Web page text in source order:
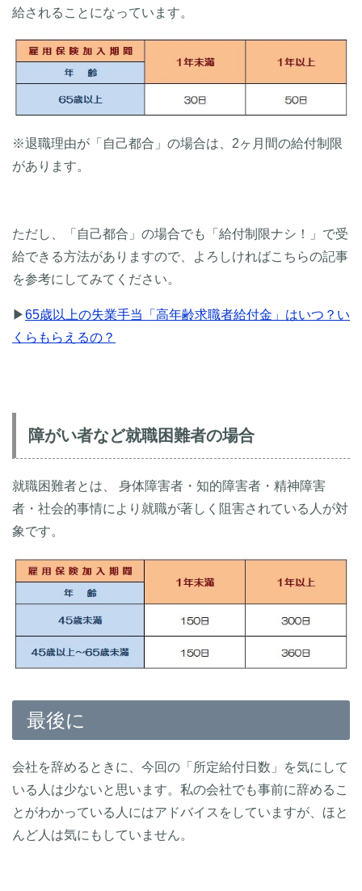
給されることになっています。
※退職理由が「自己都合」の場合は、2ヶ月間の給付制限
があります。
ただし、「自己都合」の場合でも「給付制限ナシ！」で受
給できる方法がありますので、よろしければこちらの記事
を参考にしてみてください。
▶65歳以上の失業手当「高年齢求職者給付金」はいつ？い
くらもらえるの？
障がい者など就職困難者の場合
就職困難者とは、 身体障害者・知的障害者・精神障害
者・社会的事情により就職が著しく阻害されている人が対
象です。
最後に
会社を辞めるときに、今回の「所定給付日数」を気にして
いる人は少ないと思います。私の会社でも事前に辞めるこ
とがわかっている人にはアドバイスをしていますが、ほと
んど人は気にもしていません。